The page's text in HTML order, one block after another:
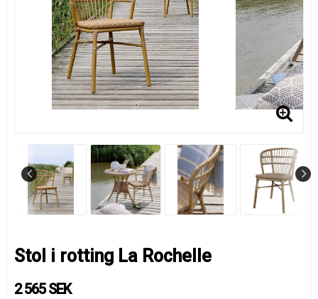
Stol i rotting La Rochelle
2 565 SEK